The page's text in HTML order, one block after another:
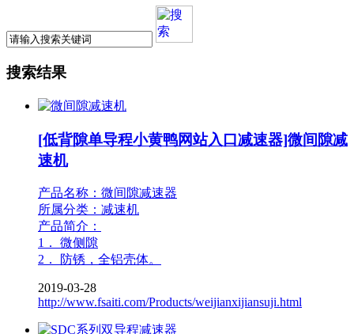
搜索结果
[低背隙单导程小黄鸭网站入口减速器]微间隙减
速机
产品名称：微间隙减速器
所属分类：减速机
产品简介：
1． 微侧隙
2． 防锈，全铝壳体。
2019-03-28
http://www.fsaiti.com/Products/weijianxijiansuji.html